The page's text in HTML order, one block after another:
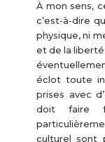
À mon sens,
c’est-à-dire
physique, ni
et de la liberté
éclot toute
prises avec
doit faire
culturel sont